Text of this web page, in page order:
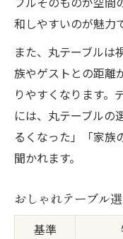
和しやすいのが魅力
また、丸テーブルは
族やゲストとの距離
りやすくなります。
には、丸テーブルの
るくなった」「家族
聞かれます。
おしゃれテーブル
基準